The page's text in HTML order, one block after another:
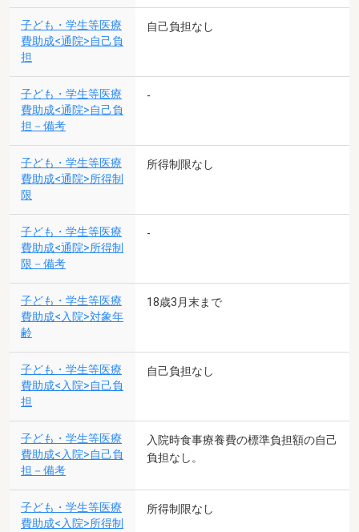
子ども・学生等医療
費助成<通院>自己負
担
自己負担なし
子ども・学生等医療
費助成<通院>自己負
担－備考
-
子ども・学生等医療
費助成<通院>所得制
限
所得制限なし
子ども・学生等医療
費助成<通院>所得制
限－備考
-
子ども・学生等医療
費助成<入院>対象年
齢
18歳3月末まで
子ども・学生等医療
費助成<入院>自己負
担
自己負担なし
子ども・学生等医療
費助成<入院>自己負
担－備考
入院時食事療養費の標準負担額の自己
負担なし。
子ども・学生等医療
費助成<入院>所得制
所得制限なし